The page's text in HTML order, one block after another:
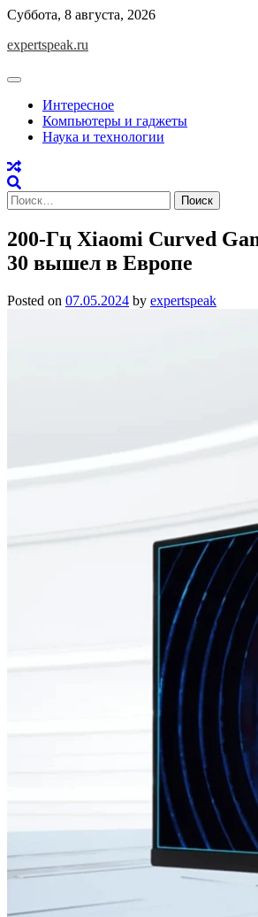
Skip
content
Суббота, 8 августа, 2026
expertspeak.ru
Интересное
Компьютеры и гаджеты
Наука и технологии
Найти:
200-Гц Xiaomi Curved
30 вышел в Европе
Posted on 07.05.2024 by expertspeak